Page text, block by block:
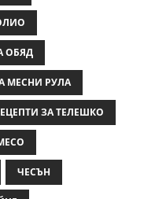
ОБЯД
МЕСНИ РУЛА
ЗА ТЕЛЕШКО
ЧЕСЪН